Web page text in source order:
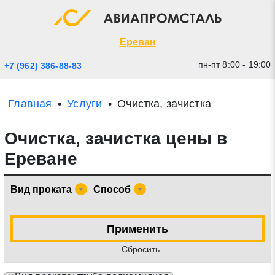
Ереван
+7 (962) 386-88-83 пн-пт 8:00 - 19:00
Главная Услуги Очистка, зачистка
Очистка, зачистка цены в
Ереване
Вид проката Способ
Применить
Cбросить
Экспресс заявка
Прикрепить файл (до 20 mb)
Отправить заявку